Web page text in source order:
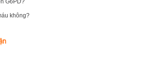
G6PD?
không?